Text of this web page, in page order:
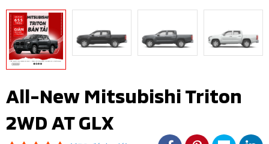
All-New Mitsubishi Triton
2WD AT GLX